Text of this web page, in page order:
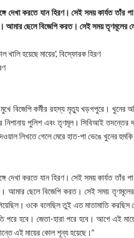
দেখা করতে যান হিরণ। সেই সময় কার্যত তাঁর
আমার ছেলে বিজেপি করত। সেই সময় তৃণমূলের
খালি হয়েছে মায়ের', বিস্ফোরক হিরণ
বিজেপি কর্মীর রহস্য মৃত্যু খড়গপুরে। খুনের
নিশানায় পুলিশ এবং তৃণমূল। সিবিআই
লিখতে গেলে মেরে হাত-পা ভেঙে খুনের
দেখা করতে যান হিরণ। সেই সময় কার্যত তাঁর
আমার ছেলে বিজেপি করত। সেই সময়
ওকে বলেছিল তুই এত মাতামাতি
পরে হবে। জেতা-হারা পরে হবে। আগে এই
এই মায়ের কোল শূন্য হয়েছে।”